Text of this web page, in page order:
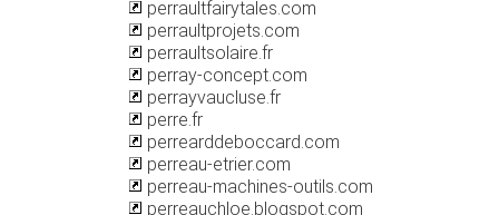
perraultfairytales.com
perraultprojets.com
perraultsolaire.fr
perray-concept.com
perrayvaucluse.fr
perre.fr
perrearddeboccard.com
perreau-etrier.com
perreau-machines-outils.com
perreauchloe.blogspot.com